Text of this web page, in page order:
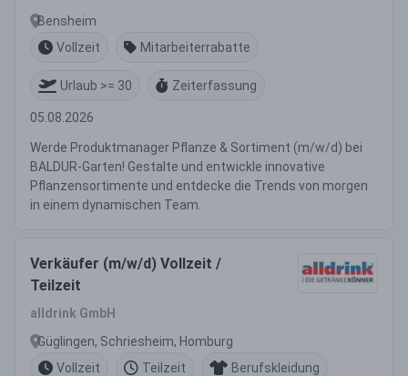
Bensheim
Vollzeit
Mitarbeiterrabatte
Urlaub >= 30 Zeiterfassung
05.08.2026
Werde Produktmanager Pflanze & Sortiment (m/w/d) bei
BALDUR-Garten! Gestalte und entwickle innovative
Pflanzensortimente und entdecke die Trends von morgen
in einem dynamischen Team.
Verkäufer (m/w/d) Vollzeit /
Teilzeit
alldrink GmbH
Güglingen, Schriesheim, Homburg
Vollzeit
Teilzeit Berufskleidung